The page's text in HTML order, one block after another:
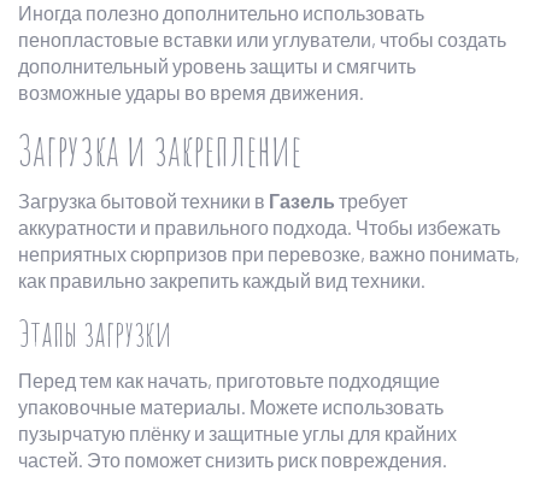
Иногда полезно дополнительно использовать
пенопластовые вставки или углуватели, чтобы создать
дополнительный уровень защиты и смягчить
возможные удары во время движения.
Загрузка и закрепление
Загрузка бытовой техники в Газель требует
аккуратности и правильного подхода. Чтобы избежать
неприятных сюрпризов при перевозке, важно понимать,
как правильно закрепить каждый вид техники.
Этапы загрузки
Перед тем как начать, приготовьте подходящие
упаковочные материалы. Можете использовать
пузырчатую плёнку и защитные углы для крайних
частей. Это поможет снизить риск повреждения.